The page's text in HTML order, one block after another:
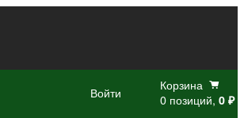
Войти
Корзина
0 позиций, 0 ₽